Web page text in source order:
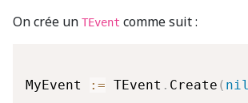
On crée un TEvent comme suit :
MyEvent := TEvent . Create ( nil